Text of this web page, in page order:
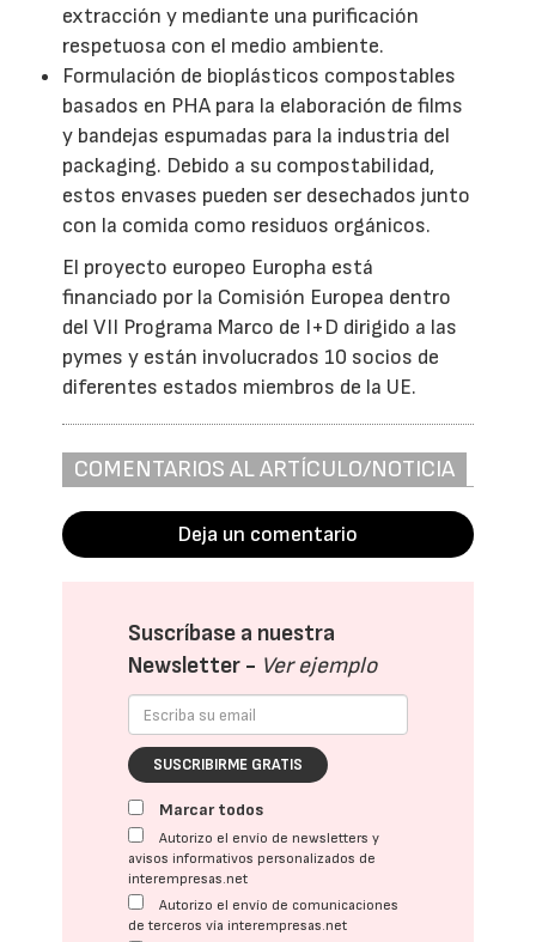
extracción y mediante una purificación
respetuosa con el medio ambiente.
Formulación de bioplásticos compostables
basados en PHA para la elaboración de films
y bandejas espumadas para la industria del
packaging. Debido a su compostabilidad,
estos envases pueden ser desechados junto
con la comida como residuos orgánicos.
El proyecto europeo Europha está
financiado por la Comisión Europea dentro
del VII Programa Marco de I+D dirigido a las
pymes y están involucrados 10 socios de
diferentes estados miembros de la UE.
COMENTARIOS AL ARTÍCULO/NOTICIA
Deja un comentario
Suscríbase a nuestra
Newsletter - Ver ejemplo
SUSCRIBIRME GRATIS
Marcar todos
Autorizo el envío de newsletters y
avisos informativos personalizados de
interempresas.net
Autorizo el envío de comunicaciones
de terceros vía interempresas.net